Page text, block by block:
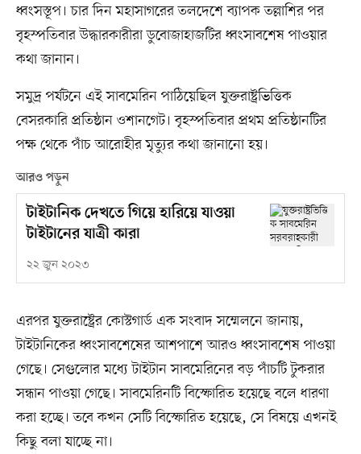
ধ্বংসস্তূপ। চার দিন মহাসাগরের তলদেশে ব্যাপক তল্লাশির পর
বৃহস্পতিবার উদ্ধারকারীরা ডুবোজাহাজটির ধ্বংসাবশেষ পাওয়ার
কথা জানান।
সমুদ্র পর্যটনে এই সাবমেরিন পাঠিয়েছিল যুক্তরাষ্ট্রভিত্তিক
বেসরকারি প্রতিষ্ঠান ওশানগেট। বৃহস্পতিবার প্রথম প্রতিষ্ঠানটির
পক্ষ থেকে পাঁচ আরোহীর মৃত্যুর কথা জানানো হয়।
আরও পড়ুন
টাইটানিক দেখতে গিয়ে হারিয়ে যাওয়া
টাইটানের যাত্রী কারা
২২ জুন ২০২৩
এরপর যুক্তরাষ্ট্রের কোস্টগার্ড এক সংবাদ সম্মেলনে জানায়,
টাইটানিকের ধ্বংসাবশেষের আশপাশে আরও ধ্বংসাবশেষ পাওয়া
গেছে। সেগুলোর মধ্যে টাইটান সাবমেরিনের বড় পাঁচটি টুকরার
সন্ধান পাওয়া গেছে। সাবমেরিনটি বিস্ফোরিত হয়েছে বলে ধারণা
করা হচ্ছে। তবে কখন সেটি বিস্ফোরিত হয়েছে, সে বিষয়ে এখনই
কিছু বলা যাচ্ছে না।